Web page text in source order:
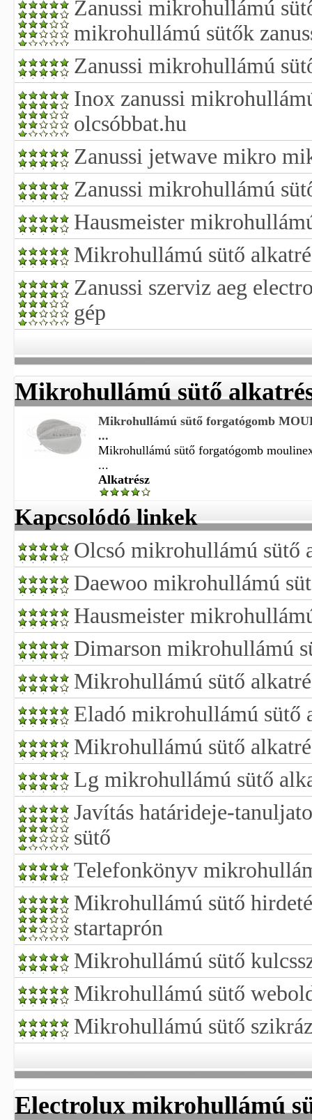
Zanussi mikrohullámú
mikrohullámú sütők
Zanussi mikrohullámú
Inox zanussi
olcsóbbat.hu
Zanussi jetwave mikro
Zanussi mikrohullámú
Hausmeister
Mikrohullámú sütő
Zanussi szerviz aeg
gép
Mikrohullámú sütő
Mikrohullámú sütő forgatógomb
...
Mikrohullámú sütő forgatógomb
...
Alkatrész
Kapcsolódó linkek
Olcsó mikrohullámú sütő
Daewoo mikrohullámú
Hausmeister
Dimarson mikrohullámú
Mikrohullámú sütő
Eladó mikrohullámú sütő
Mikrohullámú sütő
Lg mikrohullámú sütő
Javítás határideje-
sütő
Telefonkönyv
Mikrohullámú sütő
startaprón
Mikrohullámú sütő
Mikrohullámú sütő
Mikrohullámú sütő
Electrolux mikrohullámú